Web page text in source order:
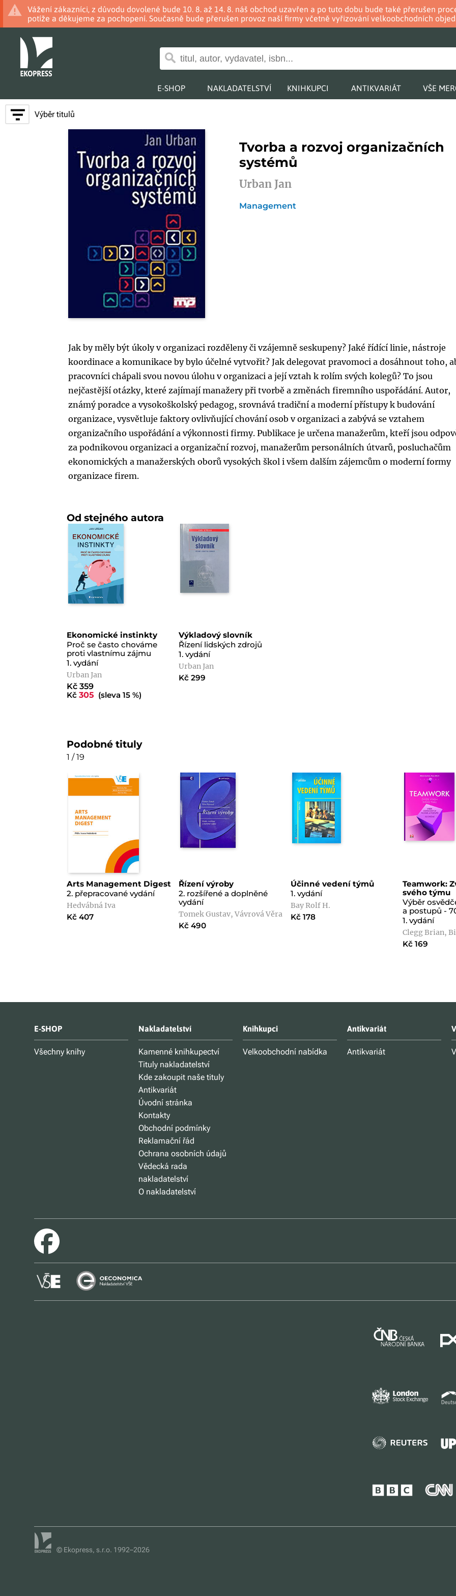
Vážení zákazníci, z důvodu dovolené bude 10. 8. až 14. 8. náš obchod uzavřen a po tuto dobu bude také přerušen
potíže a děkujeme za pochopení. Současně bude přerušen provoz naší firmy včetně vyřizování velkoobchodních
E-SHOP NAKLADATELSTVÍ KNIHKUPCI ANTIKVARIÁT VŠE
Výběr titulů
Tvorba a rozvoj organizačních
systémů
Urban Jan
Management
Jak by měly být úkoly v organizaci rozděleny či vzájemně seskupeny? Jaké řídící linie, nástroje
koordinace a komunikace by bylo účelné vytvořit? Jak delegovat pravomoci a dosáhnout toho,
pracovníci chápali svou novou úlohu v organizaci a její vztah k rolím svých kolegů? To jsou
nejčastější otázky, které zajímají manažery při tvorbě a změnách firemního uspořádání. Autor,
známý poradce a vysokoškolský pedagog, srovnává tradiční a moderní přístupy k budování
organizace, vysvětluje faktory ovlivňující chování osob v organizaci a zabývá se vztahem
organizačního uspořádání a výkonnosti firmy. Publikace je určena manažerům, kteří jsou
za podnikovou organizaci a organizační rozvoj, manažerům personálních útvarů, posluchačům
ekonomických a manažerských oborů vysokých škol i všem dalším zájemcům o moderní formy
organizace firem.
Od stejného autora
Ekonomické instinkty
Proč se často chováme
proti vlastnímu zájmu
1. vydání
Urban Jan
Kč 359
Kč305 (sleva 15 %)
Výkladový slovník
Řízení lidských zdrojů
1. vydání
Urban Jan
Kč 299
Podobné tituly
1 / 19
Arts Management Digest
2. přepracované vydání
Hedvábná Iva
Kč 407
Řízení výroby
2. rozšířené a doplněné
vydání
Tomek Gustav, Vávrová Věra
Kč 490
Účinné vedení týmů
1. vydání
Bay Rolf H.
Kč 178
Teamwork:
svého týmu
Výběr
a postupů -
1. vydání
Clegg Brian,
Kč 169
E-SHOP
Všechny knihy
Nakladatelství
Kamenné knihkupectví
Tituly nakladatelství
Kde zakoupit naše tituly
Antikvariát
Úvodní stránka
Kontakty
Obchodní podmínky
Reklamační řád
Ochrana osobních údajů
Vědecká rada
nakladatelství
O nakladatelství
Knihkupci
Velkoobchodní nabídka
Antikvariát
Antikvariát
© Ekopress, s.r.o. 1992–2026